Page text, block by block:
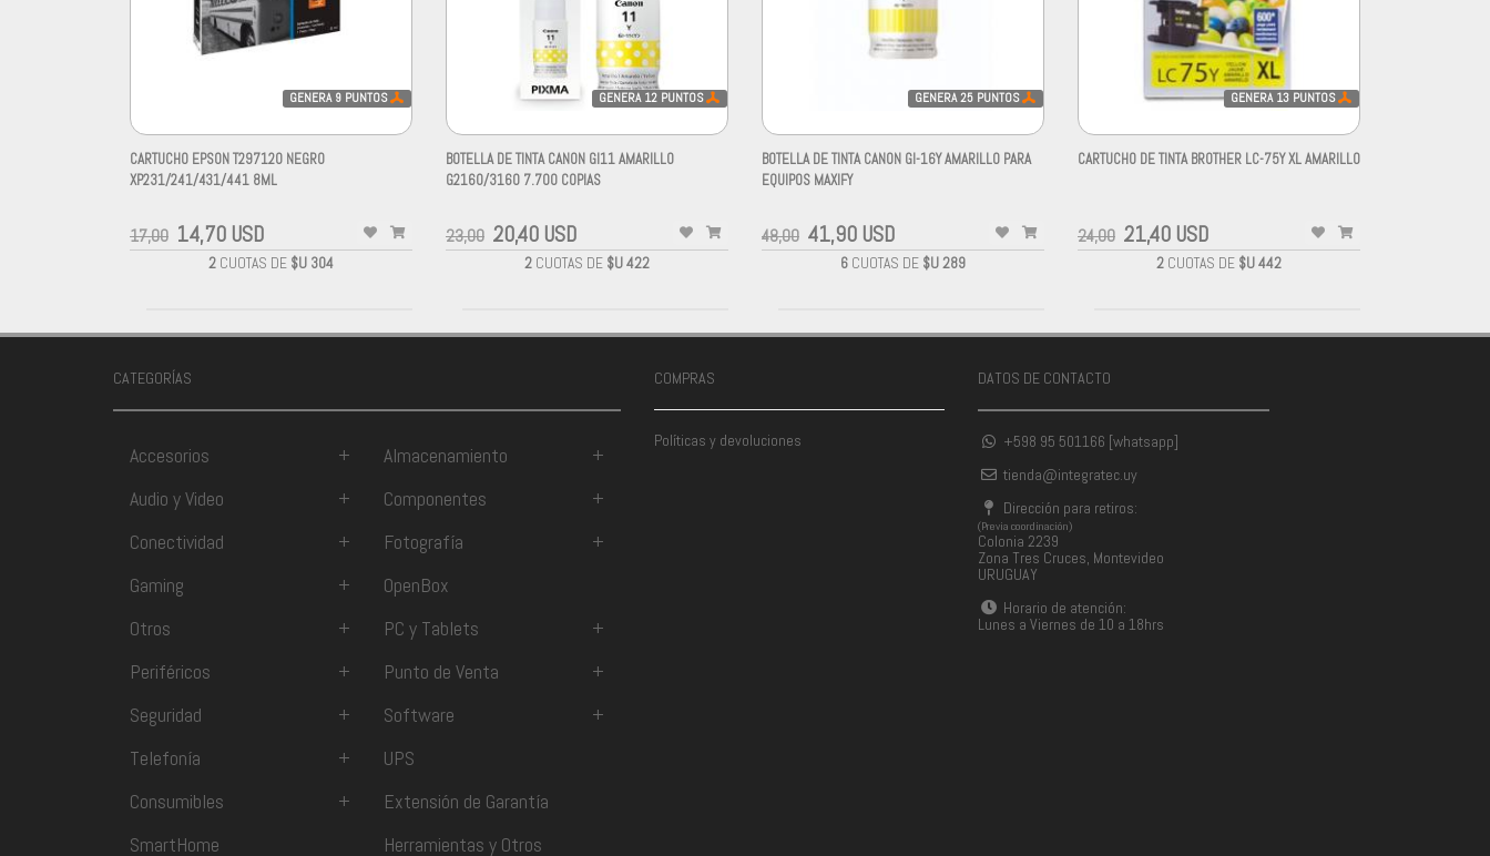
GENERA 9 PUNTOS
CARTUCHO EPSON T297120 NEGRO
XP231/241/431/441 8ML
17,00 14,70 USD
2 CUOTAS DE $U 304
GENERA 12 PUNTOS
BOTELLA DE TINTA CANON GI11 AMARILLO
G2160/3160 7.700 COPIAS
23,00 20,40 USD
2 CUOTAS DE $U 422
GENERA25 PUNTOS
BOTELLA DE TINTA CANON GI-16Y AMARILLO PARA
EQUIPOS MAXIFY
48,00 41,90 USD
6 CUOTAS DE $U 289
GENERA 13 PUNTOS
CARTUCHO DE TINTA BROTHER LC-75Y XL AMARILLO
24,00 21,40 USD
2 CUOTAS DE $U 442
CATEGORÍAS
Accesorios + Almacenamiento
+
Audio y Video
+ Componentes
+
Conectividad
+ Fotografía
+
Gaming
+
OpenBox
Otros
+ PC y Tablets
+
Periféricos
+ Punto de Venta
+
Seguridad
+ Software
+
Telefonía
+
UPS
Consumibles
+
Extensión de Garantía
SmartHome
Herramientas y Otros
COMPRAS
Políticas y devoluciones
DATOS DE CONTACTO
+598 95 501166 [whatsapp]
tienda@integratec.uy
Dirección para retiros:
(Previa coordinación)
Colonia 2239
Zona Tres Cruces, Montevideo
URUGUAY
Horario de atención:
Lunes a Viernes de 10 a 18hrs